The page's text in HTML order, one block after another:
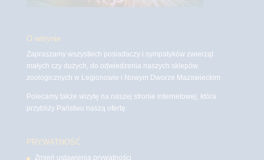
O witrynie
Zapraszamy wszystkich posiadaczy i sympatyków zwierząt
małych czy dużych, do odwiedzenia naszych sklepów
zoologicznych w Legionowie i Nowym Dworze Mazowieckim
Polecamy także wizytę na naszej stronie internetowej, która
przybliży Państwu naszą ofertę.
PRYWATNOŚĆ
Zmień ustawienia prywatności